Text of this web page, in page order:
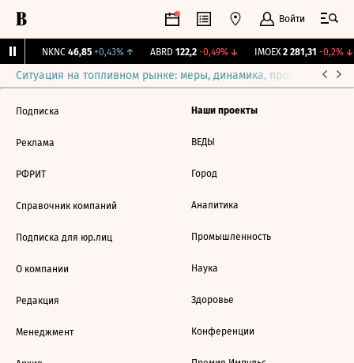
Войти
NKNC 46,85 +0,43%↑ ABRD 122,2 -0,49%↓ IMOEX 2 281,31 -0,2%↓
Ситуация на топливном рынке: меры, динамика, прогнозы
Подписка
Реклама
РФРИТ
Справочник компаний
Подписка для юр.лиц
О компании
Редакция
Менеджмент
Наши проекты
ВЕДЫ
Город
Аналитика
Промышленность
Наука
Здоровье
Конференции